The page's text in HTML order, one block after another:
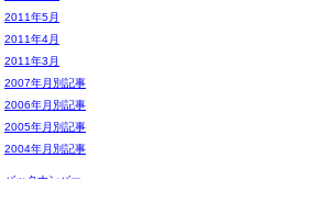
2011年5月
2011年4月
2011年3月
2007年月別記事
2006年月別記事
2005年月別記事
2004年月別記事
バックナンバー